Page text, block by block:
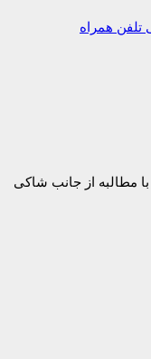
تلفن همراه
مطالبه از جانب شاکی